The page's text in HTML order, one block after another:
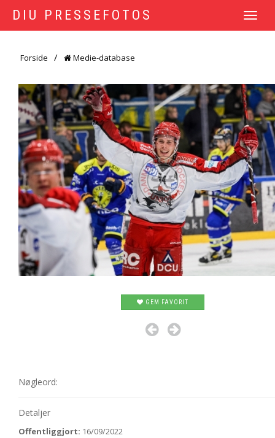
DIU PRESSEFOTOS
TOGGLE
Forside Medie-database
GEM FAVORIT
Nøgleord:
Detaljer
Offentliggjort: 16/09/2022